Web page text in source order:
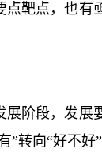
靶点，也有
阶段，发展
转向“好不好”